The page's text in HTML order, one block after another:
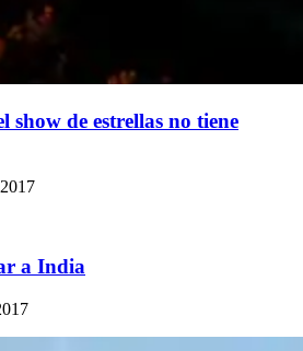
show de estrellas no tiene
a India